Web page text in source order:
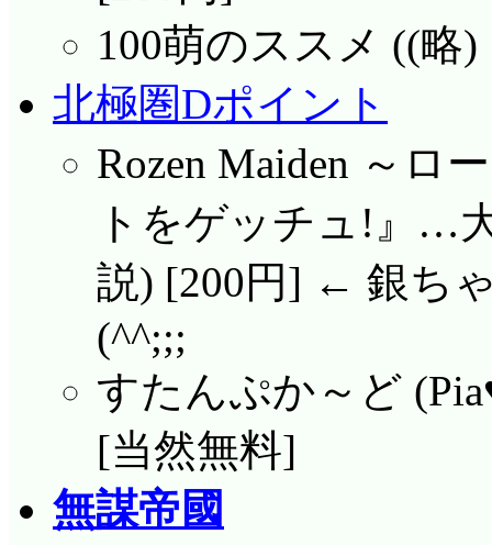
100萌のススメ ((略
北極圏Dポイント
Rozen Maiden ～ロ
トをゲッチュ!』…
説) [200円] ← 銀ち
(^^;;;
すたんぷか～ど
[当然無料]
無謀帝國